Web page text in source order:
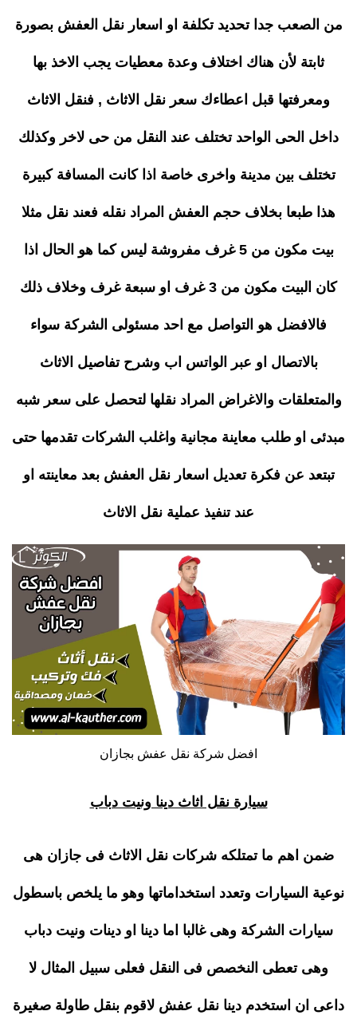
من الصعب جدا تحديد تكلفة او اسعار نقل العفش بصورة
ثابتة لأن هناك اختلاف وعدة معطيات يجب الاخذ بها
ومعرفتها قبل اعطاءك سعر نقل الاثاث , فنقل الاثاث
داخل الحى الواحد تختلف عند النقل من حى لاخر وكذلك
تختلف بين مدينة واخرى خاصة اذا كانت المسافة كبيرة
هذا طبعا بخلاف حجم العفش المراد نقله فعند نقل مثلا
بيت مكون من 5 غرف مفروشة ليس كما هو الحال اذا
كان البيت مكون من 3 غرف او سبعة غرف وخلاف ذلك
فالافضل هو التواصل مع احد مسئولى الشركة سواء
بالاتصال او عبر الواتس اب وشرح تفاصيل الاثاث
والمتعلقات والاغراض المراد نقلها لتحصل على سعر شبه
مبدئى او طلب معاينة مجانية واغلب الشركات تقدمها حتى
تبتعد عن فكرة تعديل اسعار نقل العفش بعد معاينته او
عند تنفيذ عملية نقل الاثاث
افضل شركة نقل عفش بجازان
سيارة نقل اثاث دينا ونيت دباب
ضمن اهم ما تمتلكه شركات نقل الاثاث فى جازان هى
نوعية السيارات وتعدد استخداماتها وهو ما يلخص باسطول
سيارات الشركة وهى غالبا اما دينا او دينات ونيت دباب
وهى تعطى النخصص فى النقل فعلى سبيل المثال لا
داعى ان استخدم دينا نقل عفش لاقوم بنقل طاولة صغيرة